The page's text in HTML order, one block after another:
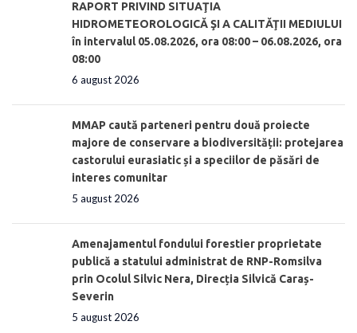
RAPORT PRIVIND SITUAŢIA
HIDROMETEOROLOGICĂ ŞI A CALITĂŢII MEDIULUI
în intervalul 05.08.2026, ora 08:00 – 06.08.2026, ora
08:00
6 august 2026
MMAP caută parteneri pentru două proiecte
majore de conservare a biodiversității: protejarea
castorului eurasiatic și a speciilor de păsări de
interes comunitar
5 august 2026
Amenajamentul fondului forestier proprietate
publică a statului administrat de RNP-Romsilva
prin Ocolul Silvic Nera, Direcția Silvică Caraș-
Severin
5 august 2026